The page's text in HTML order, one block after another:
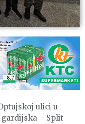
ulici u
gardijska – Split